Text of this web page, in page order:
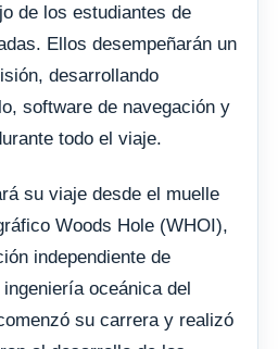
de los estudiantes de
Ellos desempeñarán un
desarrollando
software de navegación y
todo el viaje.
su viaje desde el muelle
Woods Hole (WHOI),
independiente de
oceánica del
su carrera y realizó